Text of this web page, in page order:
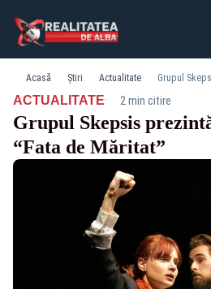
Acasă Știri Actualitate
ACTUALITATE· 2 min citire
Grupul Skepsis
“Fata de Măritat”